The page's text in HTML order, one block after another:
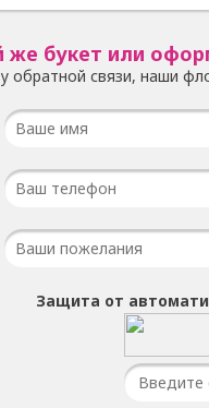
же букет или
обратной связи, наши
Защита от